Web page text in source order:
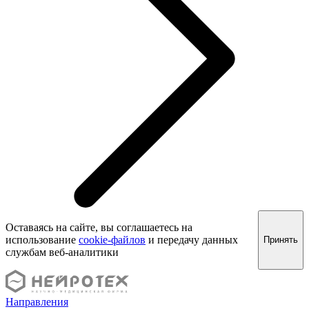
Оставаясь на сайте, вы соглашаетесь на
использование cookie-файлов и передачу данных
службам веб-аналитики
Принять
Направления